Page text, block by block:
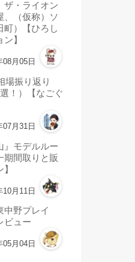
ザ・ライオン
、（仮称）ソ
町）【ひろし
】
08月05日
場振り返り
！）【なごぐ
07月31日
』モデルルー
期間取りと販
10月11日
中野プレイ
ビュー
05月04日